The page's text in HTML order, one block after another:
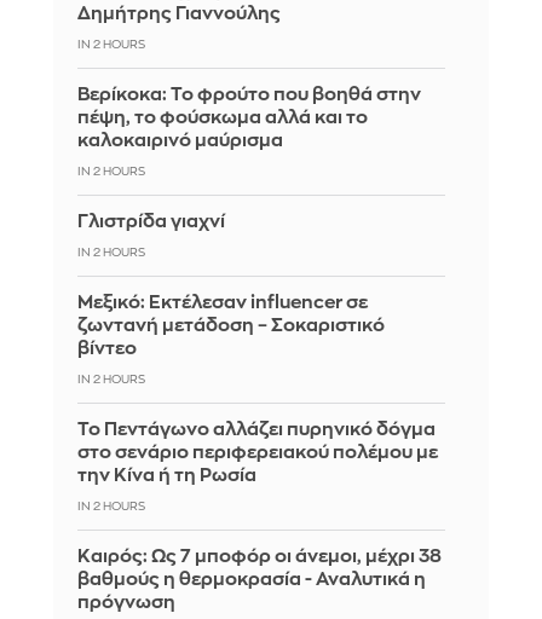
Δημήτρης Γιαννούλης
IN 2 HOURS
Βερίκοκα: Το φρούτο που βοηθά στην
πέψη, το φούσκωμα αλλά και το
καλοκαιρινό μαύρισμα
IN 2 HOURS
Γλιστρίδα γιαχνί
IN 2 HOURS
Μεξικό: Εκτέλεσαν influencer σε
ζωντανή μετάδοση – Σοκαριστικό
βίντεο
IN 2 HOURS
Το Πεντάγωνο αλλάζει πυρηνικό δόγμα
στο σενάριο περιφερειακού πολέμου με
την Κίνα ή τη Ρωσία
IN 2 HOURS
Καιρός: Ως 7 μποφόρ οι άνεμοι, μέχρι 38
βαθμούς η θερμοκρασία - Αναλυτικά η
πρόγνωση